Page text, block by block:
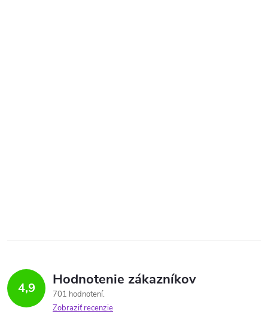
4,9 Hodnotenie zákazníkov
701 hodnotení
Zobraziť recenzie